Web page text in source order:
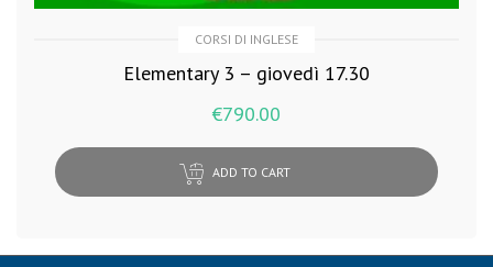
CORSI DI INGLESE
Elementary 3 – giovedì 17.30
€790.00
ADD TO CART